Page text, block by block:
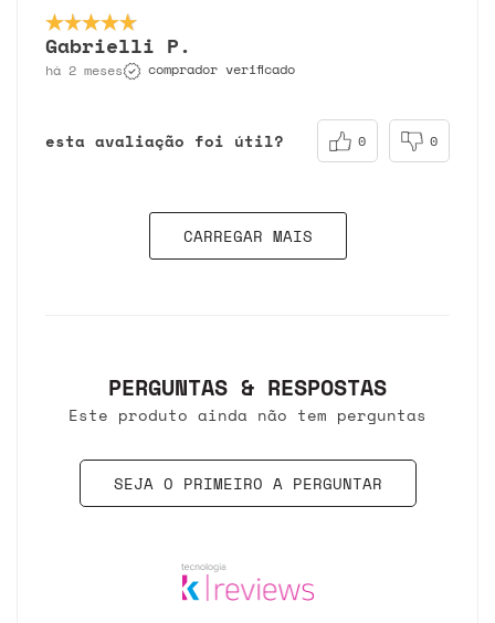
Gabrielli P.
há 2 meses comprador verificado
esta avaliação foi útil? 0 0
CARREGAR MAIS
PERGUNTAS & RESPOSTAS
Este produto ainda não tem perguntas
SEJA O PRIMEIRO A PERGUNTAR